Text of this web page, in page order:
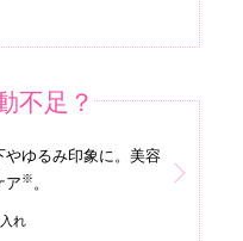
不足？
やゆるみ印象に。美容
ア※ 。
れ